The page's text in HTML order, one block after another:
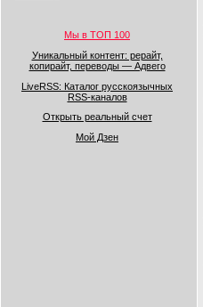
Мы в ТОП 100
Уникальный контент: рерайт,
копирайт, переводы — Адвего
LiveRSS: Каталог русскоязычных
RSS-каналов
Открыть реальный счет
Мой Дзен